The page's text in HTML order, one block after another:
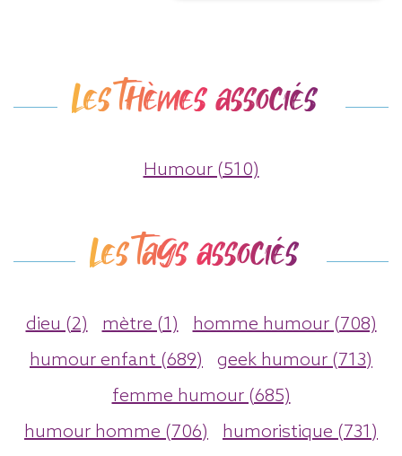
Les thèmes associés
Humour (510)
Les tags associés
dieu (2) mètre (1)
homme humour (708)
humour enfant (689)
geek humour (713)
femme humour (685)
humour homme (706)
humoristique (731)